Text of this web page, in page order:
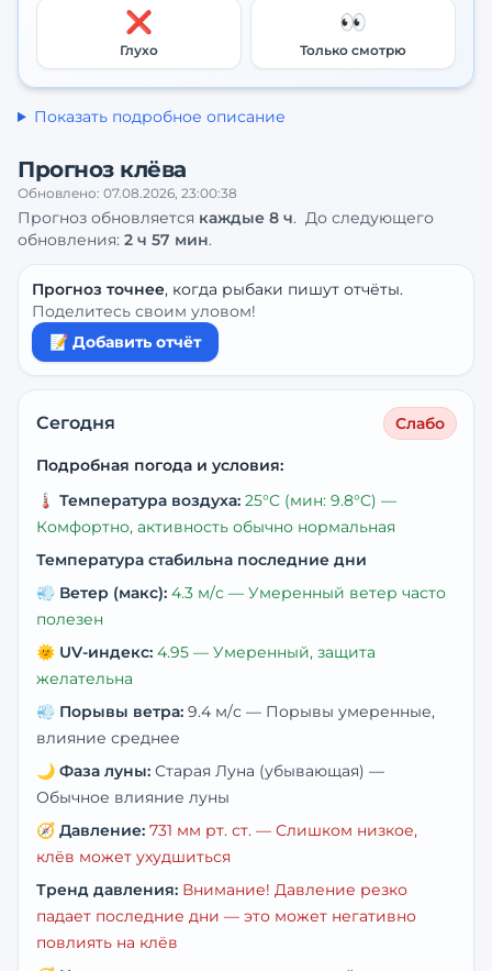
❌
Глухо
👀
Только смотрю
Показать подробное описание
Прогноз клёва
Обновлено: 07.08.2026, 23:00:38
Прогноз обновляется каждые 8 ч. До следующего
обновления: 2 ч 57 мин.
Прогноз точнее, когда рыбаки пишут отчёты.
Поделитесь своим уловом!
📝 Добавить отчёт
Сегодня Слабо
Подробная погода и условия:
🌡️ Температура воздуха: 25°C (мин: 9.8°C) —
Комфортно, активность обычно нормальная
Температура стабильна последние дни
💨 Ветер (макс): 4.3 м/с — Умеренный ветер часто
полезен
🌞 UV-индекс: 4.95 — Умеренный, защита
желательна
💨 Порывы ветра: 9.4 м/с — Порывы умеренные,
влияние среднее
🌙 Фаза луны: Старая Луна (убывающая) —
Обычное влияние луны
🧭 Давление: 731 мм рт. ст. — Слишком низкое,
клёв может ухудшиться
Тренд давления: Внимание! Давление резко
падает последние дни — это может негативно
повлиять на клёв